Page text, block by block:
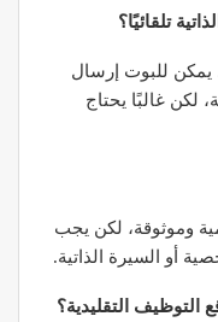
تلقائيًا؟
يمكن للبوت إرسال
لكن غالبًا يحتاج
وموثوقة، لكن يجب
أو السيرة الذاتية.
التقليدية؟